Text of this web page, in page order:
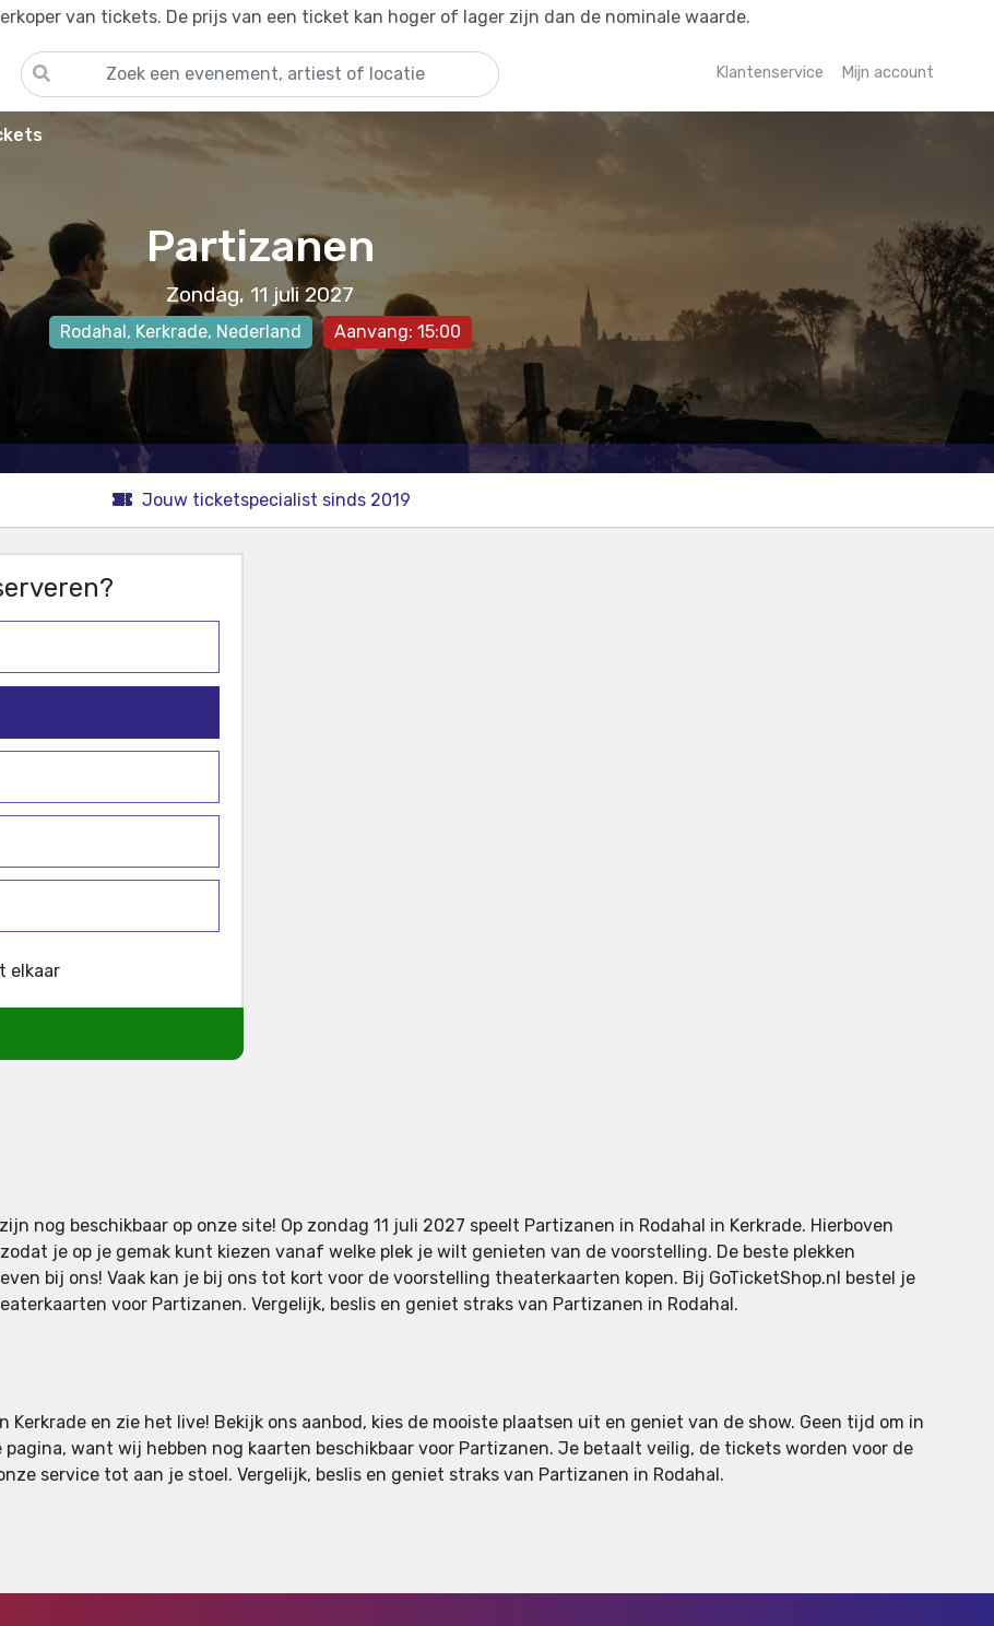
van tickets. De prijs van een ticket kan hoger of lager zijn dan de nominale waarde.
Klantenservice Mijn account
Partizanen
Zondag, 11 juli 2027
Rodahal, Kerkrade, Nederland Aanvang: 15:00
Jouw ticketspecialist sinds 2019
elkaar
nog beschikbaar op onze site! Op zondag 11 juli 2027 speelt Partizanen in Rodahal in Kerkrade. Hierboven
je op je gemak kunt kiezen vanaf welke plek je wilt genieten van de voorstelling. De beste plekken
bij ons! Vaak kan je bij ons tot kort voor de voorstelling theaterkaarten kopen. Bij GoTicketShop.nl bestel je
voor Partizanen. Vergelijk, beslis en geniet straks van Partizanen in Rodahal.
en zie het live! Bekijk ons aanbod, kies de mooiste plaatsen uit en geniet van de show. Geen tijd om in
want wij hebben nog kaarten beschikbaar voor Partizanen. Je betaalt veilig, de tickets worden voor de
service tot aan je stoel. Vergelijk, beslis en geniet straks van Partizanen in Rodahal.